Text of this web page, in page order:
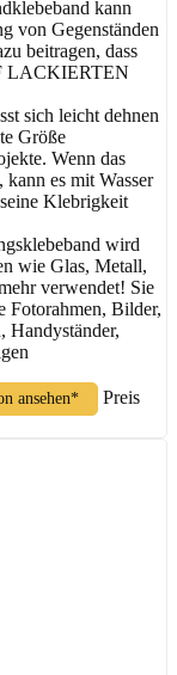
kann
von Gegenständen
beitragen, dass
LACKIERTEN
sich leicht dehnen
Größe
Wenn das
es mit Wasser
Klebrigkeit
wird
wie Glas, Metall,
verwendet! Sie
Fotorahmen, Bilder,
Handyständer,
ansehen*
Preis